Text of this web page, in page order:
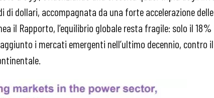
di dollari, accompagnata da una forte accelerazione
il Rapporto, l’equilibrio globale resta fragile: solo il 18%
i mercati emergenti nell’ultimo decennio, contro